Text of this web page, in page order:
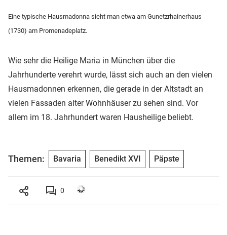
Eine typische Hausmadonna sieht man etwa am Gunetzrhainerhaus
(1730) am Promenadeplatz.
Wie sehr die Heilige Maria in München über die
Jahrhunderte verehrt wurde, lässt sich auch an den vielen
Hausmadonnen erkennen, die gerade in der Altstadt an
vielen Fassaden alter Wohnhäuser zu sehen sind. Vor
allem im 18. Jahrhundert waren Hausheilige beliebt.
Themen: Bavaria Benedikt XVI Päpste
0